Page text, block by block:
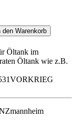
den Warenkorb
Öltank im
Öltank wie z.B.